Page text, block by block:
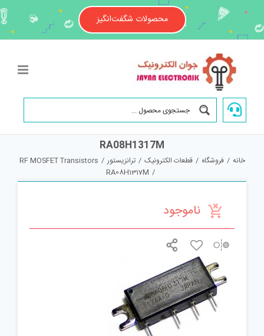
content
محصولات شگفت‌انگیز
RA08H1317M
خانه / فروشگاه / قطعات الکترونیک / ترانزیستور /
RF MOSFET Transistors
/
RA08H1317M
ناموجود